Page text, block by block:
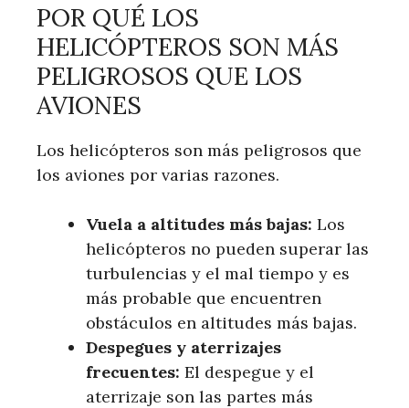
POR QUÉ LOS
HELICÓPTEROS SON MÁS
PELIGROSOS QUE LOS
AVIONES
Los helicópteros son más peligrosos que
los aviones por varias razones.
Vuela a altitudes más bajas: Los
helicópteros no pueden superar las
turbulencias y el mal tiempo y es
más probable que encuentren
obstáculos en altitudes más bajas.
Despegues y aterrizajes
frecuentes: El despegue y el
aterrizaje son las partes más